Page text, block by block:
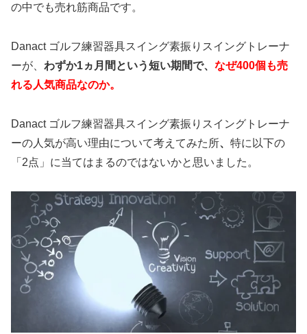
の中でも売れ筋商品です。
Danact ゴルフ練習器具スイング素振りスイングトレーナ
ーが、 わずか1ヵ月間という短い期間で、 なぜ400個も売
れる人気商品なのか。
Danact ゴルフ練習器具スイング素振りスイングトレーナ
ーの人気が高い理由について考えてみた所、 特に以下の
「2点」に当てはまるのではないかと思いました。